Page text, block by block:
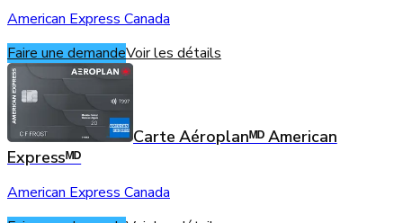
American Express Canada
Faire une demandeVoir les détails
Carte Aéroplanᴹᴰ American
Expressᴹᴰ
American Express Canada